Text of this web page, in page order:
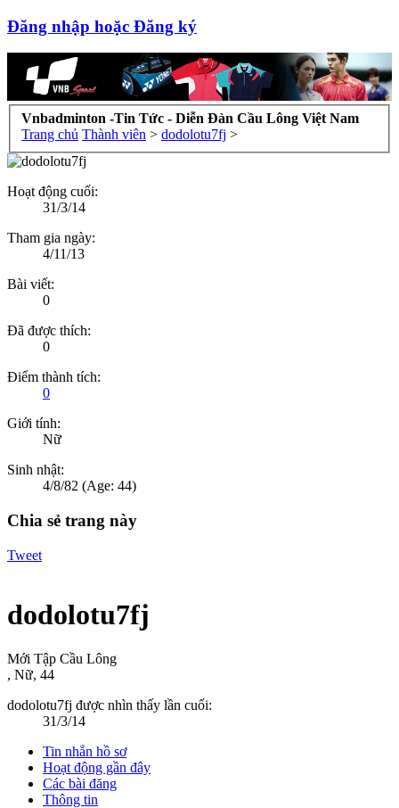
Đăng nhập hoặc Đăng ký
Vnbadminton -Tin Tức - Diễn Đàn Cầu Lông Việt Nam
Trang chủ Thành viên > dodolotu7fj >
Hoạt động cuối:
31/3/14
Tham gia ngày:
4/11/13
Bài viết:
0
Đã được thích:
0
Điểm thành tích:
0
Giới tính:
Nữ
Sinh nhật:
4/8/82 (Age: 44)
Chia sẻ trang này
Tweet
dodolotu7fj
Mới Tập Cầu Lông
, Nữ, 44
dodolotu7fj được nhìn thấy lần cuối:
31/3/14
Tin nhắn hồ sơ
Hoạt động gần đây
Các bài đăng
Thông tin